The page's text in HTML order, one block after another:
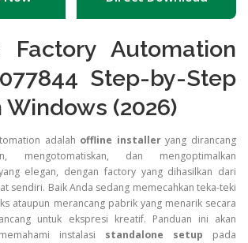
Factory Automation
Step-by-Step
Windows (2026)
adalah offline installeryang dirancang
mengotomatiskan, dan mengoptimalkan
elegan, dengan factory yang dihasilkan dari
sendiri. Baik Anda sedang memecahkan teka-teki
ataupun merancang pabrik yang menarik secara
untuk ekspresi kreatif. Panduan ini akan
instalasi standalone setup pada